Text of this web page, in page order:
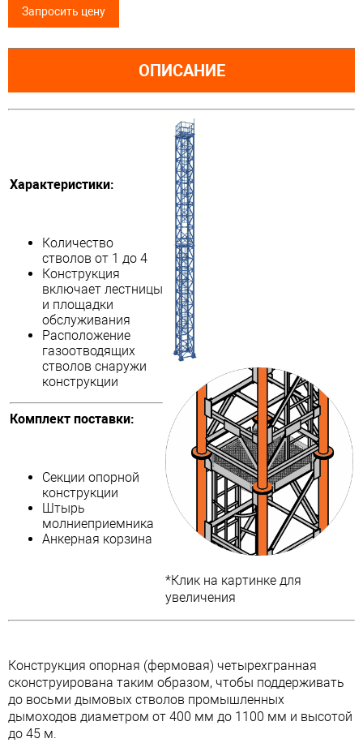
Запросить цену
ОПИСАНИЕ
Характеристики:
Количество
стволов от 1 до 4
Конструкция
включает лестницы
и площадки
обслуживания
Расположение
газоотводящих
стволов снаружи
конструкции
Комплект поставки:
Секции опорной
конструкции
Штырь
молниеприемника
Анкерная корзина
*Клик на картинке для
увеличения
Конструкция опорная (фермовая) четырехгранная
сконструирована таким образом, чтобы поддерживать
до восьми дымовых стволов промышленных
дымоходов диаметром от 400 мм до 1100 мм и высотой
до 45 м.